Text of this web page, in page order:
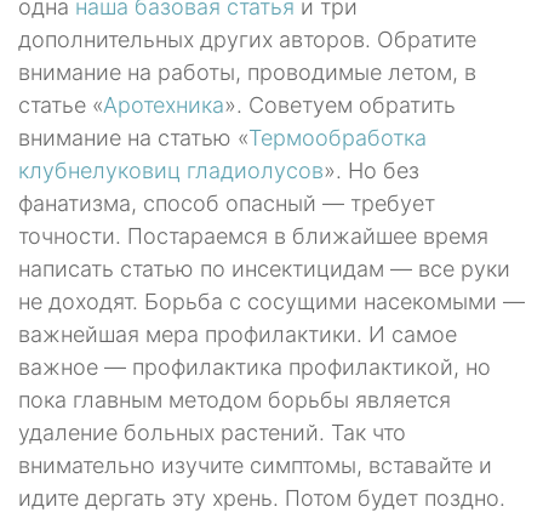
одна наша базовая статья и три
дополнительных других авторов. Обратите
внимание на работы, проводимые летом, в
статье «Аротехника». Советуем обратить
внимание на статью «Термообработка
клубнелуковиц гладиолусов». Но без
фанатизма, способ опасный — требует
точности. Постараемся в ближайшее время
написать статью по инсектицидам — все руки
не доходят. Борьба с сосущими насекомыми —
важнейшая мера профилактики. И самое
важное — профилактика профилактикой, но
пока главным методом борьбы является
удаление больных растений. Так что
внимательно изучите симптомы, вставайте и
идите дергать эту хрень. Потом будет поздно.